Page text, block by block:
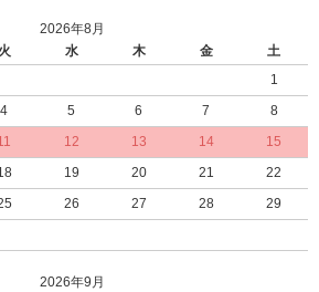
2026年8月
火 水 木 金
土
1
4 5 6 7
8
12 13 14
15
19 20 21
22
26 27 28
29
2026年9月